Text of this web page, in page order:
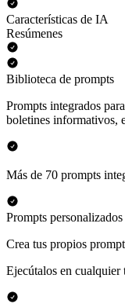
Características de IA
Resúmenes
Biblioteca de prompts
Prompts integrados
boletines informativos,
Más de 70 prompts
Prompts personalizados
Crea tus propios
Ejecútalos en cualquier